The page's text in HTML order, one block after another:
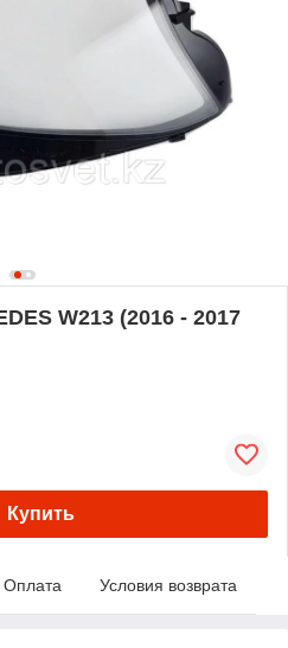
W213 (2016 - 2017
Купить
Оплата Условия возврата